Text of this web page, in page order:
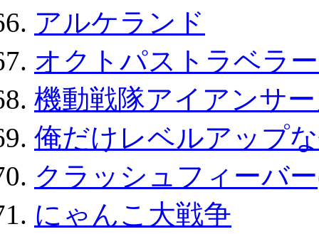
アルケランド
オクトパストラベラ
機動戦隊アイアンサ
俺だけレベルアップ
クラッシュフィーバ
にゃんこ大戦争